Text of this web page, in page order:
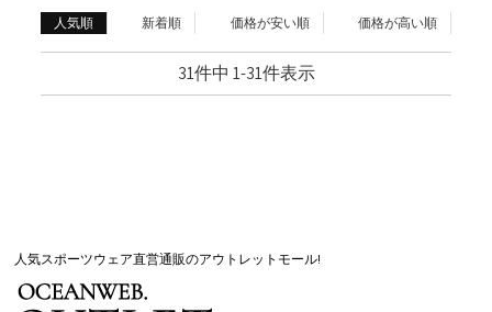
人気順 新着順 価格が安い順 価格が高い順
31件中 1-31件表示
人気スポーツウェア直営通販のアウトレットモール!